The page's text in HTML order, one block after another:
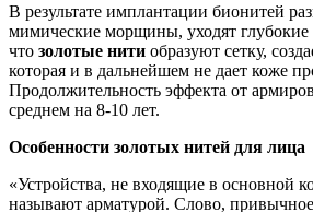
В результате имплантации бионитей
мимические морщины, уходят глубокие
что золотые нити образуют сетку,
которая и в дальнейшем не дает коже
Продолжительность эффекта от
среднем на 8-10 лет.
Особенности золотых нитей для лица
«Устройства, не входящие в основной
называют арматурой. Слово,